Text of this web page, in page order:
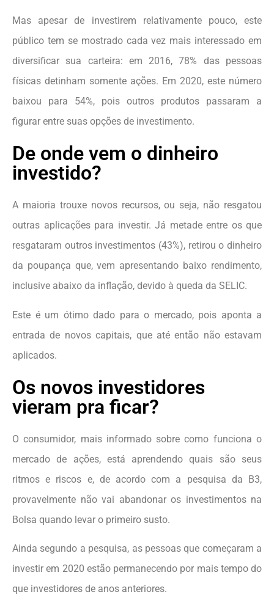
Mas apesar de investirem relativamente pouco, este
público tem se mostrado cada vez mais interessado em
diversificar sua carteira: em 2016, 78% das pessoas
físicas detinham somente ações. Em 2020, este número
baixou para 54%, pois outros produtos passaram a
figurar entre suas opções de investimento.
De onde vem o dinheiro
investido?
A maioria trouxe novos recursos, ou seja, não resgatou
outras aplicações para investir. Já metade entre os que
resgataram outros investimentos (43%), retirou o dinheiro
da poupança que, vem apresentando baixo rendimento,
inclusive abaixo da inflação, devido à queda da SELIC.
Este é um ótimo dado para o mercado, pois aponta a
entrada de novos capitais, que até então não estavam
aplicados.
Os novos investidores
vieram pra ficar?
O consumidor, mais informado sobre como funciona o
mercado de ações, está aprendendo quais são seus
ritmos e riscos e, de acordo com a pesquisa da B3,
provavelmente não vai abandonar os investimentos na
Bolsa quando levar o primeiro susto.
Ainda segundo a pesquisa, as pessoas que começaram a
investir em 2020 estão permanecendo por mais tempo do
que investidores de anos anteriores.